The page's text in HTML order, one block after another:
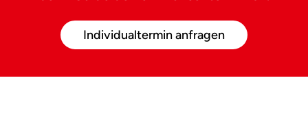
Individualtermin anfragen